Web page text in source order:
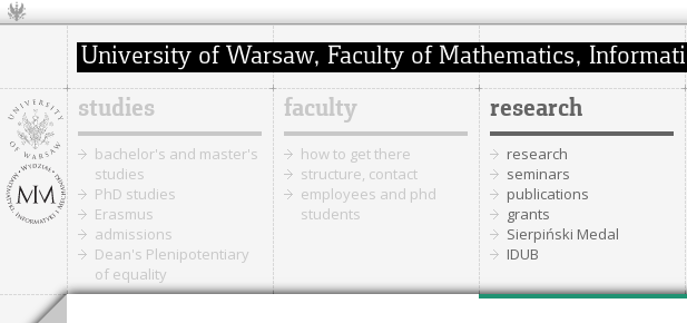
studies
bachelor's and master's
studies
PhD studies
Erasmus
admissions
Dean's Plenipotentiary
of equality
faculty
how to get there
structure, contact
employees and phd
students
research
research
seminars
publications
grants
Sierpiński Medal
IDUB